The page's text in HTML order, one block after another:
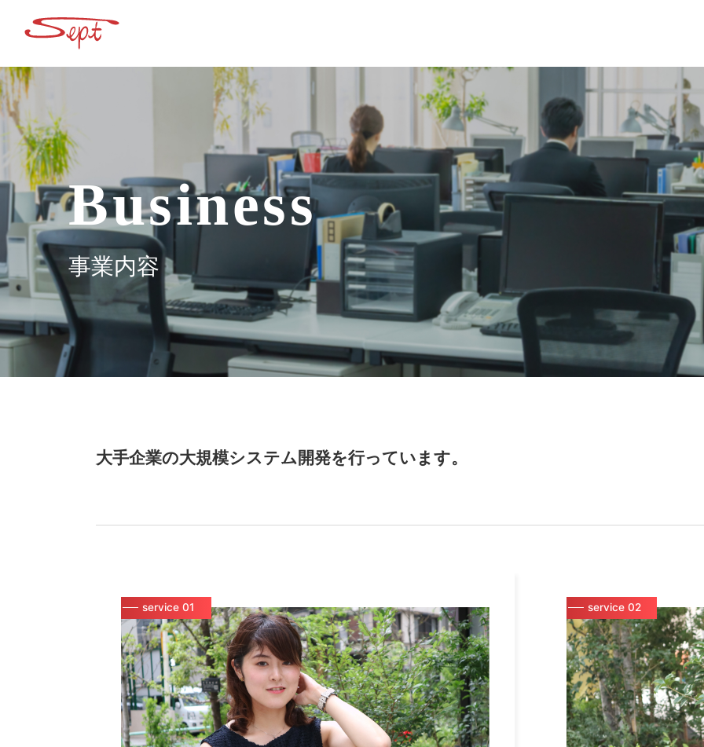
Business
事業内容
大手企業の大規模システム開発を行っています。
service 01 service 02